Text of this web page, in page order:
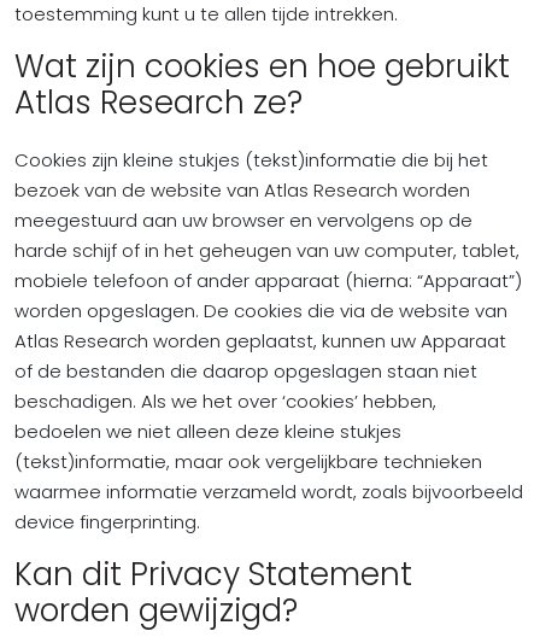
toestemming kunt u te allen tijde intrekken.
Wat zijn cookies en hoe gebruikt
Atlas Research ze?
Cookies zijn kleine stukjes (tekst)informatie die bij het
bezoek van de website van Atlas Research worden
meegestuurd aan uw browser en vervolgens op de
harde schijf of in het geheugen van uw computer, tablet,
mobiele telefoon of ander apparaat (hierna: “Apparaat”)
worden opgeslagen. De cookies die via de website van
Atlas Research worden geplaatst, kunnen uw Apparaat
of de bestanden die daarop opgeslagen staan niet
beschadigen. Als we het over ‘cookies’ hebben,
bedoelen we niet alleen deze kleine stukjes
(tekst)informatie, maar ook vergelijkbare technieken
waarmee informatie verzameld wordt, zoals bijvoorbeeld
device fingerprinting.
Kan dit Privacy Statement
worden gewijzigd?